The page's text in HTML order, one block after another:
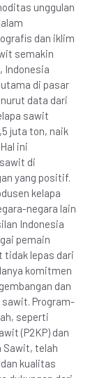
unggulan
dan iklim
semakin
Indonesia
di pasar
data dari
sawit
juta ton, naik
ini
di
yang positif.
kelapa
negara lain
Indonesia
pemain
tidak lepas dari
komitmen
dan
sawit. Program-
seperti
(P2KP) dan
Sawit, telah
kualitas